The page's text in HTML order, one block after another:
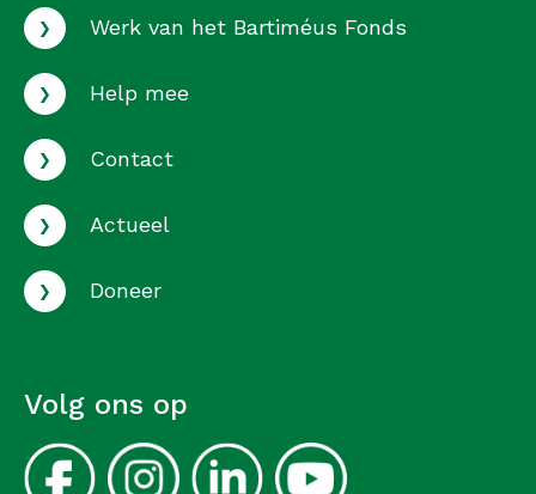
› Werk van het Bartiméus Fonds
› Help mee
› Contact
› Actueel
› Doneer
Volg ons op